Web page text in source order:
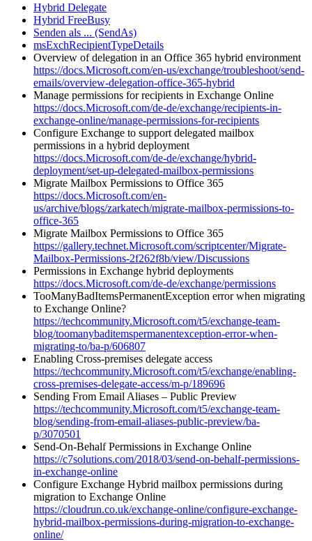
Hybrid Delegate
Hybrid FreeBusy
Senden als ... (SendAs)
msExchRecipientTypeDetails
Overview of delegation in an Office 365 hybrid environment
https://docs.Microsoft.com/en-us/exchange/troubleshoot/send-
emails/overview-delegation-office-365-hybrid
Manage permissions for recipients in Exchange Online
https://docs.Microsoft.com/de-de/exchange/recipients-in-
exchange-online/manage-permissions-for-recipients
Configure Exchange to support delegated mailbox
permissions in a hybrid deployment
https://docs.Microsoft.com/de-de/exchange/hybrid-
deployment/set-up-delegated-mailbox-permissions
Migrate Mailbox Permissions to Office 365
https://docs.Microsoft.com/en-
us/archive/blogs/zarkatech/migrate-mailbox-permissions-to-
office-365
Migrate Mailbox Permissions to Office 365
https://gallery.technet.Microsoft.com/scriptcenter/Migrate-
Mailbox-Permissions-2f262f8b/view/Discussions
Permissions in Exchange hybrid deployments
https://docs.Microsoft.com/de-de/exchange/permissions
TooManyBadItemsPermanentException error when migrating
to Exchange Online?
https://techcommunity.Microsoft.com/t5/exchange-team-
blog/toomanybaditemspermanentexception-error-when-
migrating-to/ba-p/606807
Enabling Cross-premises delegate access
https://techcommunity.Microsoft.com/t5/exchange/enabling-
cross-premises-delegate-access/m-p/189696
Sending From Email Aliases – Public Preview
https://techcommunity.Microsoft.com/t5/exchange-team-
blog/sending-from-email-aliases-public-preview/ba-
p/3070501
Send-On-Behalf Permissions in Exchange Online
https://c7solutions.com/2018/03/send-on-behalf-permissions-
in-exchange-online
Configure Exchange Hybrid mailbox permissions during
migration to Exchange Online
https://cloudrun.co.uk/exchange-online/configure-exchange-
hybrid-mailbox-permissions-during-migration-to-exchange-
online/